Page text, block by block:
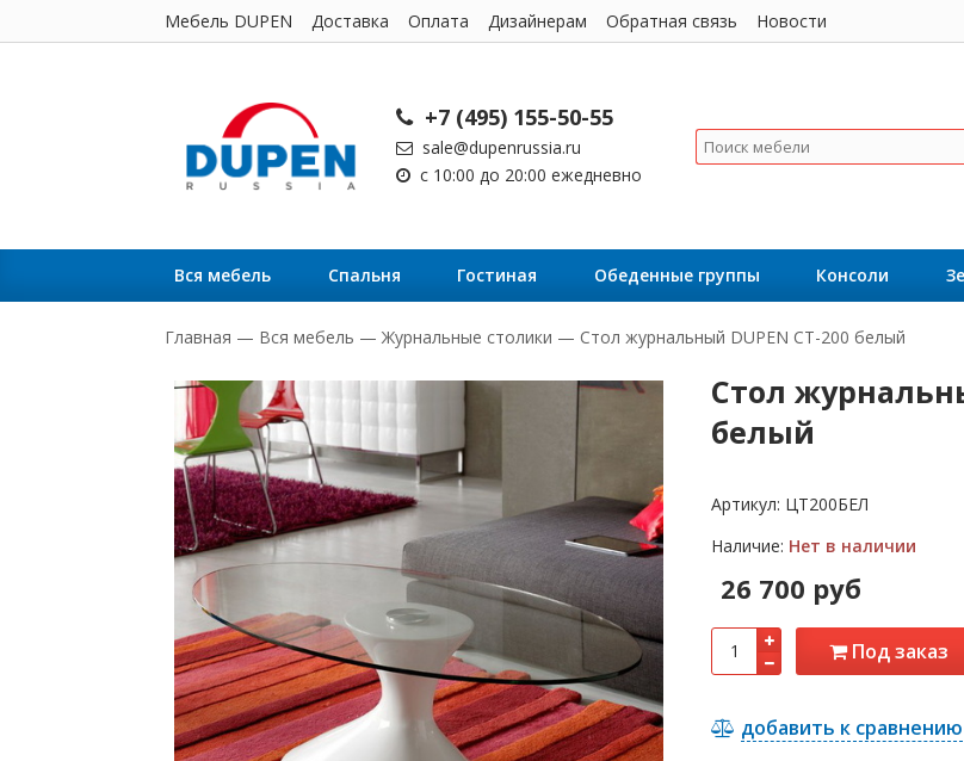
Мебель DUPEN Доставка Оплата Дизайнерам Обратная связь Новости
+7 (495) 155-50-55
sale@dupenrussia.ru
с 10:00 до 20:00 ежедневно
Вся мебель Cпальня Гостиная Обеденные группы Консоли
Главная — Вся мебель — Журнальные столики — Стол журнальный DUPEN CT-200 белый
Стол
белый
Артикул: ЦТ200БЕЛ
Наличие: Нет в наличии
26 700 руб
Под заказ
добавить к сравнению